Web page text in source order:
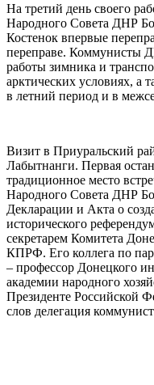
На третий день своего
Народного Совета ДНР
Костенок впервые
переправе. Коммунисты
работы зимника и
арктических условиях, а
в летний период и в
Визит в Приуральский
Лабытнанги. Первая
традиционное место
Народного Совета ДНР
Декларации и Акта о
исторического
секретарем Комитета
КПРФ. Его коллега по
– профессор Донецкого
академии народного
Президенте Российской
слов делегация